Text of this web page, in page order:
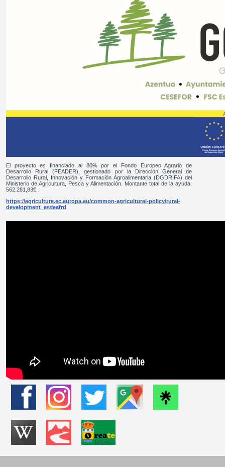
El proyecto es financiado al 80% por el Fondo Europeo Agrario de
Desarrollo Rural (FEADER), gestionado por la Dirección General de
Desarrollo Rural, Innovación y Formación Agroalimentaria (DGDRIFA) del
Ministerio de Agricultura, Pesca y Alimentación. Montante total de la ayuda:
562.281,83€.
https://agriculture.ec.europa.eu/common-agricultural-policy/rural-
development_es#eafrd